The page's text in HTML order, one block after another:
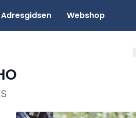
Adresgidsen Webshop